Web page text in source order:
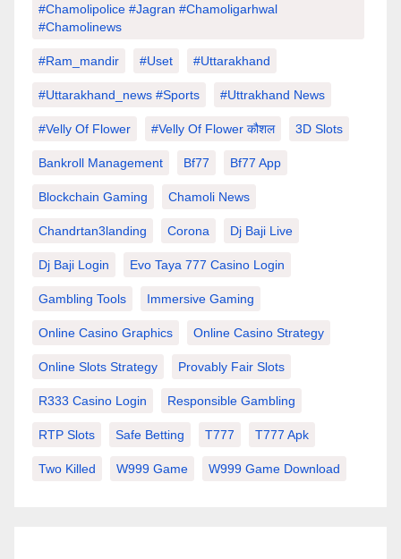
#chamolipolice #Jagran #chamoligarhwal
#chamolinews
#Ram_mandir #uset #uttarakhand
#Uttarakhand_news #sports #Uttrakhand News
#velly Of Flower #velly Of Flower कौशल 3D Slots
Bankroll Management Bf77 Bf77 App
Blockchain Gaming Chamoli News
Chandrtan3landing Corona Dj Baji Live
Dj Baji Login Evo Taya 777 Casino Login
Gambling Tools Immersive Gaming
Online Casino Graphics Online Casino Strategy
Online Slots Strategy Provably Fair Slots
R333 Casino Login Responsible Gambling
RTP Slots Safe Betting T777 T777 Apk
Two Killed W999 Game W999 Game Download